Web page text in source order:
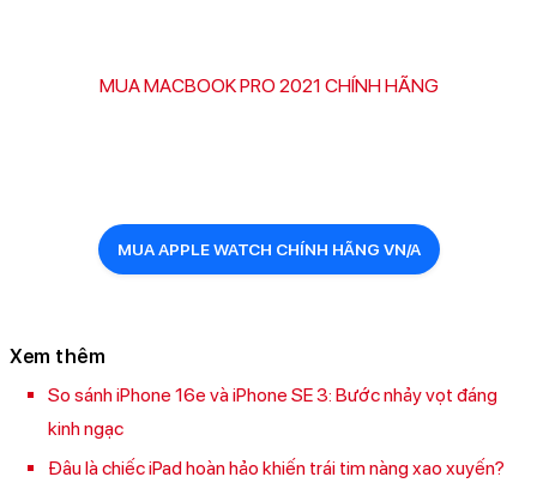
MUA MACBOOK PRO 2021 CHÍNH HÃNG
MUA APPLE WATCH CHÍNH HÃNG VN/A
Xem thêm
So sánh iPhone 16e và iPhone SE 3: Bước nhảy vọt đáng
kinh ngạc
Đâu là chiếc iPad hoàn hảo khiến trái tim nàng xao xuyến?